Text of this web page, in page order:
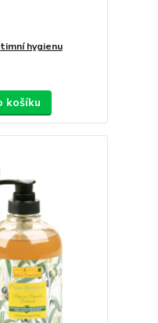
hygienu
košíku